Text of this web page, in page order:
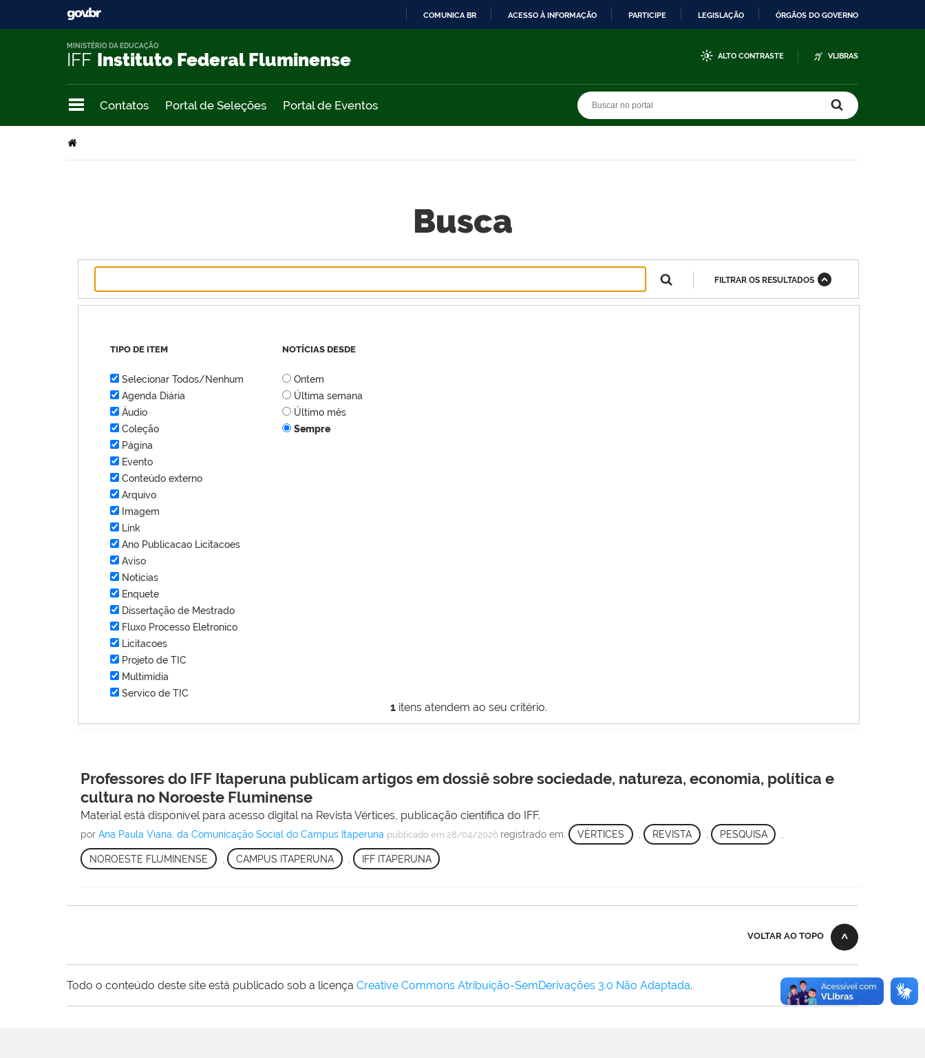
COMUNICA BR ACESSO À INFORMAÇÃO PARTICIPE LEGISLAÇÃO ÓRGÃOS DO GOVERNO
IFF Instituto Federal Fluminense
MINISTÉRIO DA EDUCAÇÃO
ALTO CONTRASTE VLIBRAS
Contatos Portal de Seleções Portal de Eventos
Busca
1 itens atendem ao seu critério.
FILTRAR OS RESULTADOS
TIPO DE ITEM
Selecionar Todos/Nenhum
Agenda Diária
Áudio
Coleção
Página
Evento
Conteúdo externo
Arquivo
Imagem
Link
Ano Publicacao Licitacoes
Aviso
Notícias
Enquete
Dissertação de Mestrado
Fluxo Processo Eletronico
Licitacoes
Projeto de TIC
Multimídia
Servico de TIC
NOTÍCIAS DESDE
Ontem
Última semana
Último mês
Sempre
Professores do IFF Itaperuna publicam artigos em dossiê sobre sociedade, natureza, economia, política e
cultura no Noroeste Fluminense
Material está disponível para acesso digital na Revista Vértices, publicação científica do IFF.
porAna Paula Viana, da Comunicação Social do Campus Itaperuna publicado em 28/04/2026 registrado em: VÉRTICES REVISTA PESQUISA
NOROESTE FLUMINENSE CAMPUS ITAPERUNA IFF ITAPERUNA
VOLTAR AO TOPO
Todo o conteúdo deste site está publicado sob a licença Creative Commons Atribuição-SemDerivações 3.0 Não Adaptada.